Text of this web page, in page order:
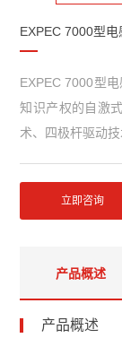
EXPEC 7000型电
EXPEC 7000型
知识产权的自激
术、四极杆驱动
立即咨询
产品概述
产品概述